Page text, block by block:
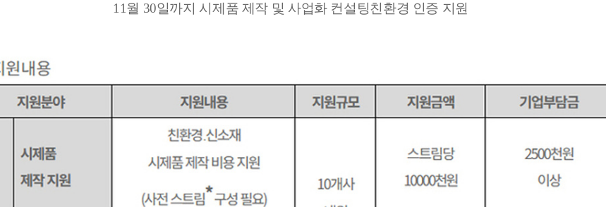
11월 30일까지 시제품 제작 및 사업화 컨설팅친환경 인증 지원